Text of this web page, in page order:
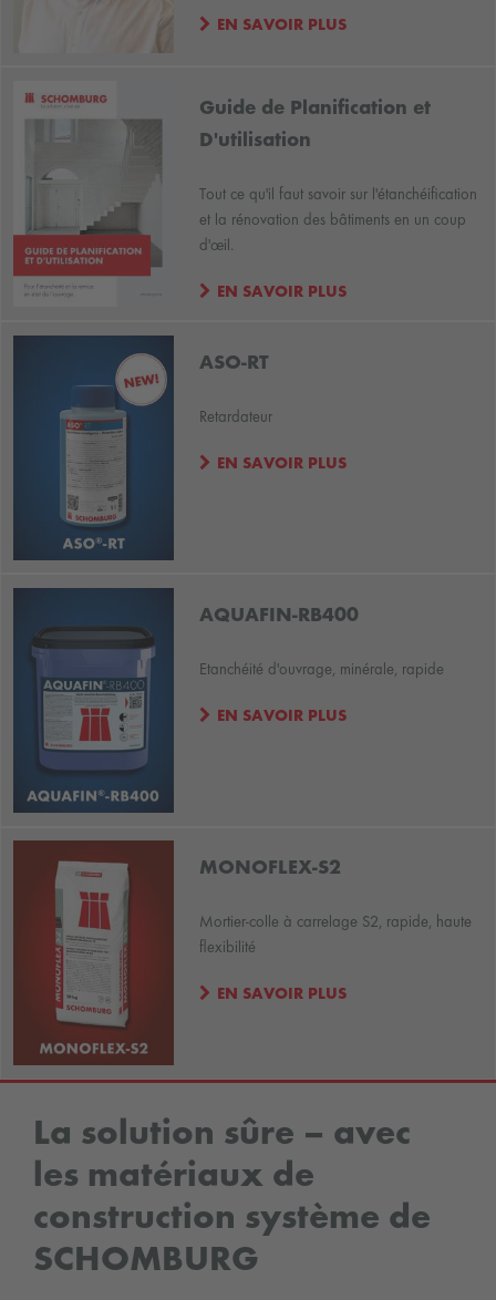
EN SAVOIR PLUS
Guide de Planification et
D'utilisation
Tout ce qu'il faut savoir sur l'étanchéification
et la rénovation des bâtiments en un coup
d'œil.
EN SAVOIR PLUS
ASO-RT
Retardateur
EN SAVOIR PLUS
AQUAFIN-RB400
Etanchéité d'ouvrage, minérale, rapide
EN SAVOIR PLUS
MONOFLEX-S2
Mortier-colle à carrelage S2, rapide, haute
flexibilité
EN SAVOIR PLUS
La solution sûre – avec
les matériaux de
construction système de
SCHOMBURG